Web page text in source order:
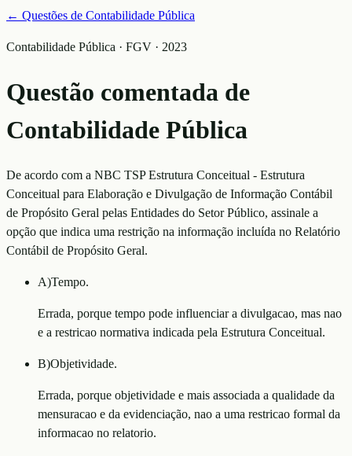
← Questões de Contabilidade Pública
Contabilidade Pública · FGV · 2023
Questão comentada de
Contabilidade Pública
De acordo com a NBC TSP Estrutura Conceitual - Estrutura
Conceitual para Elaboração e Divulgação de Informação Contábil
de Propósito Geral pelas Entidades do Setor Público, assinale a
opção que indica uma restrição na informação incluída no Relatório
Contábil de Propósito Geral.
A)Tempo.
Errada, porque tempo pode influenciar a divulgacao, mas nao
e a restricao normativa indicada pela Estrutura Conceitual.
B)Objetividade.
Errada, porque objetividade e mais associada a qualidade da
mensuracao e da evidenciação, nao a uma restricao formal da
informacao no relatorio.